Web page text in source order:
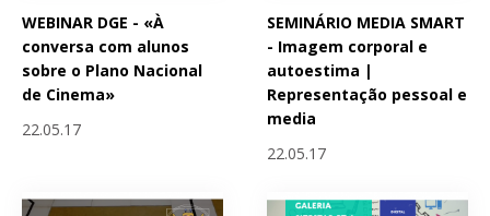
WEBINAR DGE - «À
conversa com alunos
sobre o Plano Nacional
de Cinema»
22.05.17
SEMINÁRIO MEDIA SMART
- Imagem corporal e
autoestima |
Representação pessoal e
media
22.05.17